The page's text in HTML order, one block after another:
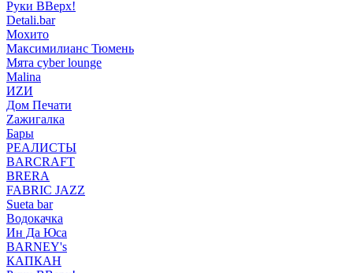
Руки ВВерх!
Detali.bar
Мохито
Максимилианс Тюмень
Мята cyber lounge
Malina
ИZИ
Дом Печати
Zажигалка
Бары
РЕАЛИСТЫ
BARCRAFT
BRERA
FABRIC JAZZ
Sueta bar
Водокачка
Ин Да Юса
BARNEY's
КАПКАН